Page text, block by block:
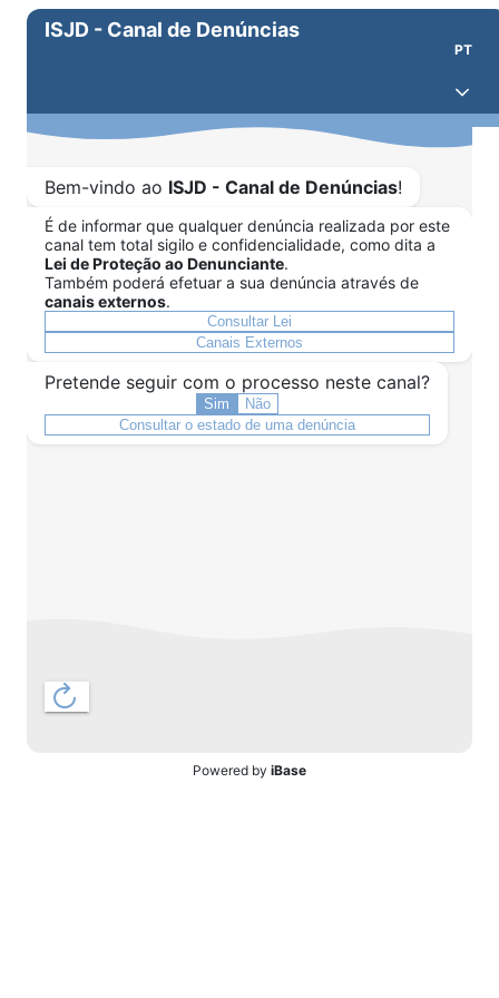
ISJD - Canal de Denúncias
PT
Bem-vindo ao ISJD - Canal de Denúncias!
É de informar que qualquer denúncia realizada por este
canal tem total sigilo e confidencialidade, como dita a
Lei de Proteção ao Denunciante.
Também poderá efetuar a sua denúncia através de
canais externos.
Consultar Lei
Canais Externos
Pretende seguir com o processo neste canal?
Sim
Não
Consultar o estado de uma denúncia
Powered by iBase